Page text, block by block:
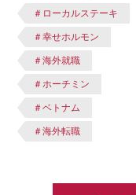
＃ローカルステーキ
＃幸せホルモン
＃海外就職
＃ホーチミン
＃ベトナム
＃海外転職